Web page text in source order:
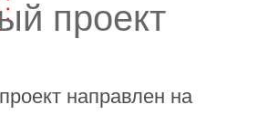
проект
направлен на